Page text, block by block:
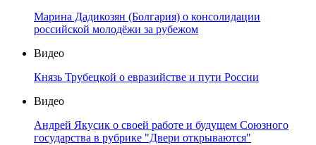
Марина Дадикозян (Болгария) о консолидации
российской молодёжи за рубежом
Видео
Князь Трубецкой о евразийстве и пути России
Видео
Андрей Якусик о своей работе и будущем Союзного
государства в рубрике "Двери открываются"